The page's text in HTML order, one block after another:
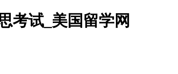
考试_美国留学网